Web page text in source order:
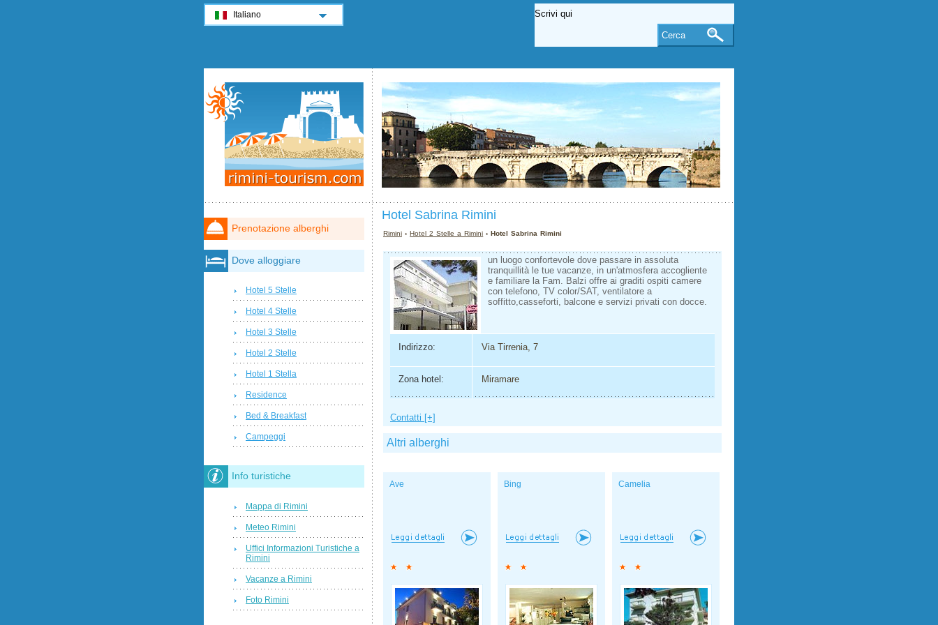
Hotel Sabrina Rimini
Rimini ›Hotel 2 Stelle a Rimini › Hotel Sabrina Rimini
un luogo confortevole dove passare in assoluta
tranquillità le tue vacanze, in un'atmosfera accogliente
e familiare la Fam. Balzi offre ai graditi ospiti camere
con telefono, TV color/SAT, ventilatore a
soffitto,casseforti, balcone e servizi privati con docce.
Indirizzo: Via Tirrenia, 7
Zona hotel: Miramare
Contatti [+]
Altri alberghi
Ave Bing Camelia
Prenotazione alberghi
Dove alloggiare
Hotel 5 Stelle
Hotel 4 Stelle
Hotel 3 Stelle
Hotel 2 Stelle
Hotel 1 Stella
Residence
Bed & Breakfast
Campeggi
Info turistiche
Mappa di Rimini
Meteo Rimini
Uffici Informazioni Turistiche a
Rimini
Vacanze a Rimini
Foto Rimini
Italiano
Cerca